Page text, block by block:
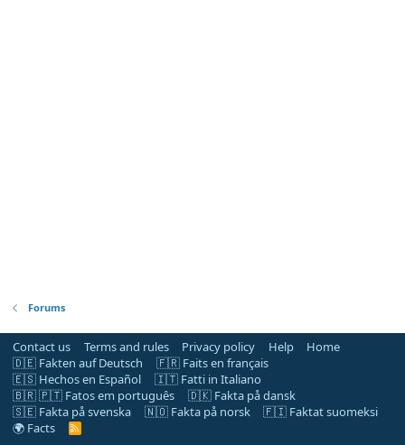
Forums
Contact us Terms and rules Privacy policy Help
Home
🇩🇪 Fakten auf Deutsch
🇫🇷 Faits en français
🇪🇸 Hechos en Español
🇮🇹 Fatti in Italiano
🇧🇷 🇵🇹 Fatos em português
🇩🇰 Fakta på dansk
🇸🇪 Fakta på svenska
🇳🇴 Fakta på norsk
🇫🇮 Faktat suomeksi
🌍 Facts
R